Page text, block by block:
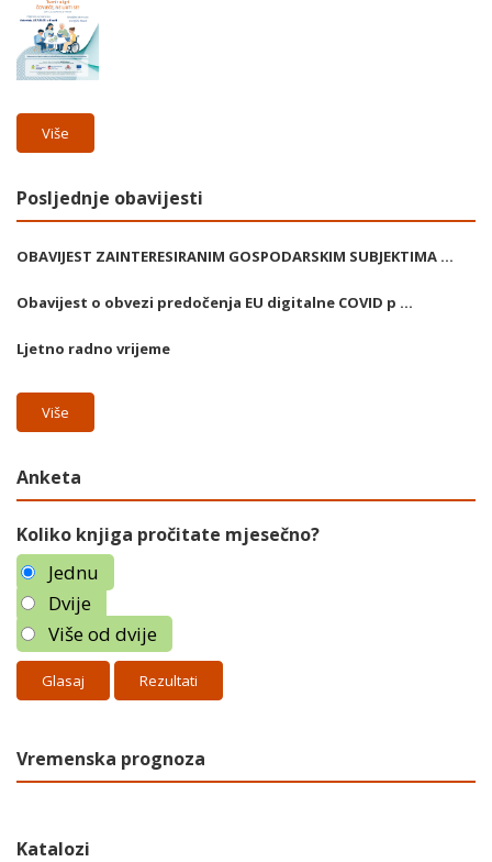
Više
Posljednje obavijesti
OBAVIJEST ZAINTERESIRANIM GOSPODARSKIM SUBJEKTIMA ...
Obavijest o obvezi predočenja EU digitalne COVID p ...
Ljetno radno vrijeme
Više
Anketa
Koliko knjiga pročitate mjesečno?
Jednu
Dvije
Više od dvije
Rezultati
Vremenska prognoza
Katalozi